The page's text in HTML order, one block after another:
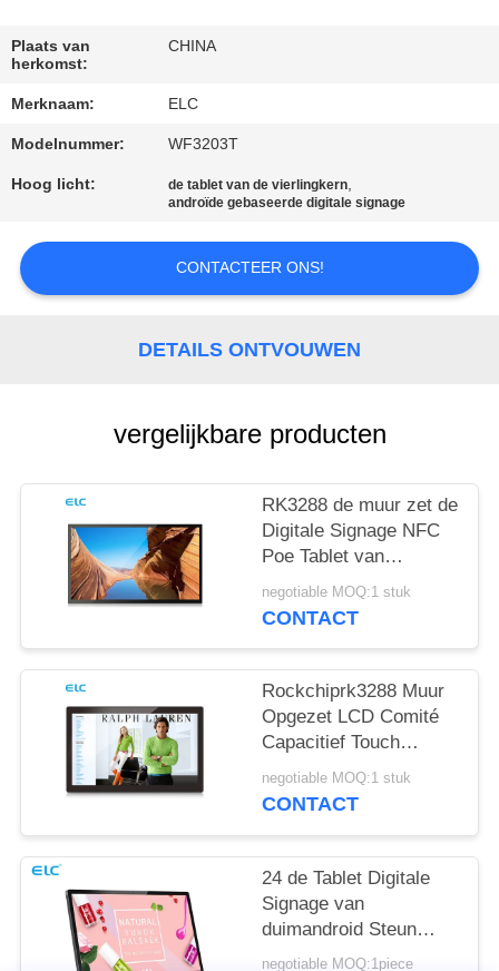
CITAAT
PRIVACYBELEID
Plaats van
herkomst:
CHINA
Merknaam: ELC
Modelnummer: WF3203T
Hoog licht: de tablet van de vierlingkern,
androïde gebaseerde digitale signage
CONTACTEER ONS!
DETAILS ONTVOUWEN
vergelijkbare producten
RK3288 de muur zet de
Digitale Signage NFC
Poe Tablet van
Steunandroid op
negotiable MOQ:1 stuk
CONTACT
Rockchiprk3288 Muur
Opgezet LCD Comité
Capacitief Touch
screen Android 8,1
negotiable MOQ:1 stuk
CONTACT
24 de Tablet Digitale
Signage van
duimandroid Steun
WIFI Bluetooth met
negotiable MOQ:1piece